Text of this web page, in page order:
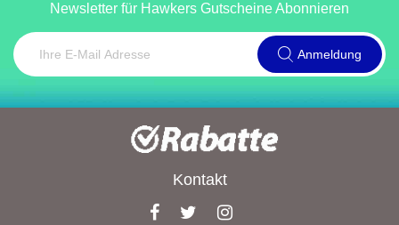
Newsletter für Hawkers Gutscheine Abonnieren
Anmeldung
Kontakt